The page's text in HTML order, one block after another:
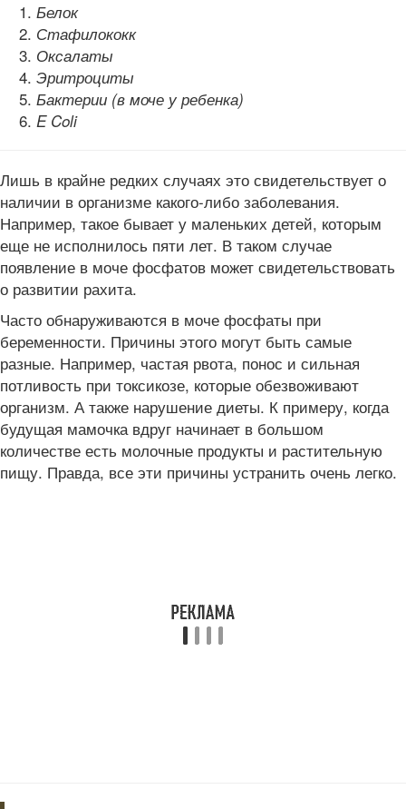
Белок
Стафилококк
Оксалаты
Эритроциты
Бактерии (в моче у ребенка)
E Coli
Лишь в крайне редких случаях это свидетельствует о
наличии в организме какого-либо заболевания.
Например, такое бывает у маленьких детей, которым
еще не исполнилось пяти лет. В таком случае
появление в моче фосфатов может свидетельствовать
о развитии рахита.
Часто обнаруживаются в моче фосфаты при
беременности. Причины этого могут быть самые
разные. Например, частая рвота, понос и сильная
потливость при токсикозе, которые обезвоживают
организм. А также нарушение диеты. К примеру, когда
будущая мамочка вдруг начинает в большом
количестве есть молочные продукты и растительную
пищу. Правда, все эти причины устранить очень легко.